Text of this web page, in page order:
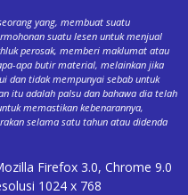
yang, membuat suatu
suatu lesen untuk menjual
perosak, memberi maklumat atau
apa butir material, melainkan jika
dan tidak mempunyai sebab untuk
itu adalah palsu dan bahawa dia telah
memastikan kebenarannya,
selama satu tahun atau didenda
Firefox 3.0, Chrome 9.0
1024 x 768